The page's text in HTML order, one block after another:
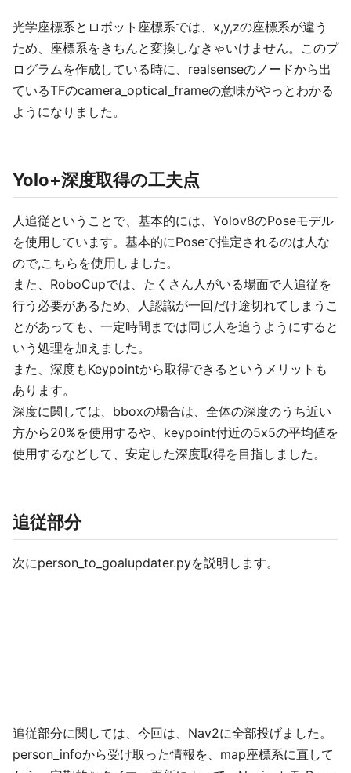
光学座標系とロボット座標系では、x,y,zの座標系が違う
ため、座標系をきちんと変換しなきゃいけません。このプ
ログラムを作成している時に、realsenseのノードから出
ているTFのcamera_optical_frameの意味がやっとわかる
ようになりました。
Yolo+深度取得の工夫点
人追従ということで、基本的には、Yolov8のPoseモデル
を使用しています。基本的にPoseで推定されるのは人な
ので,こちらを使用しました。
また、RoboCupでは、たくさん人がいる場面で人追従を
行う必要があるため、人認識が一回だけ途切れてしまうこ
とがあっても、一定時間までは同じ人を追うようにすると
いう処理を加えました。
また、深度もKeypointから取得できるというメリットも
あります。
深度に関しては、bboxの場合は、全体の深度のうち近い
方から20%を使用するや、keypoint付近の5x5の平均値を
使用するなどして、安定した深度取得を目指しました。
追従部分
次にperson_to_goalupdater.pyを説明します。
追従部分に関しては、今回は、Nav2に全部投げました。
person_infoから受け取った情報を、map座標系に直して